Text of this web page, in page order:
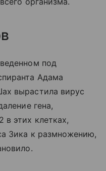
под
Адама
вырастила вирус
гена,
в этих клетках,
Зика к размножению,